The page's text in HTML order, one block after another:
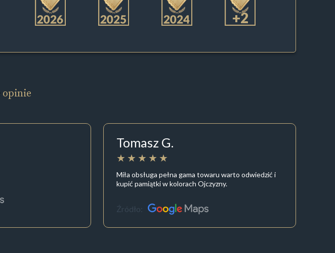
+2
opinie
Tomasz G.
Miła obsługa pełna gama towaru warto odwiedzić i
kupić pamiątki w kolorach Ojczyzny.
Źródło: